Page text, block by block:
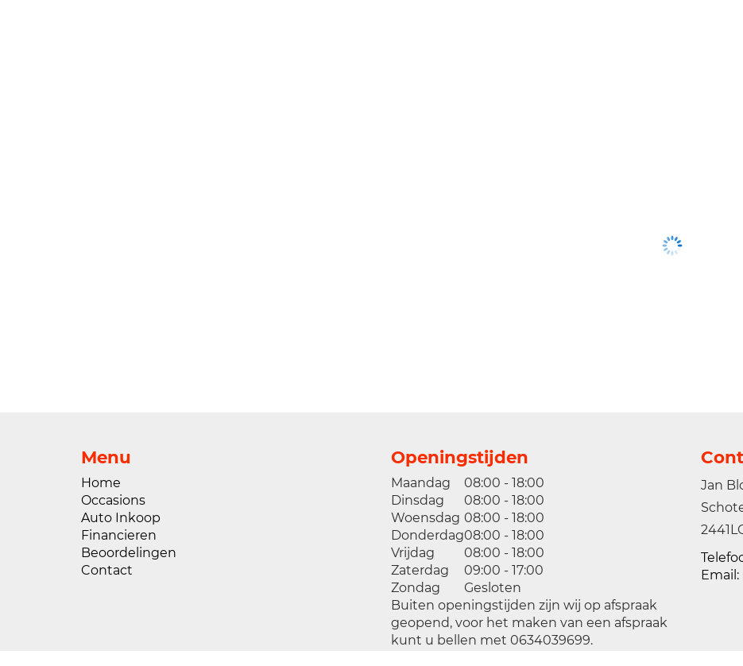
Menu
Home
Occasions
Auto Inkoop
Financieren
Beoordelingen
Contact
Openingstijden
Maandag
08:00 - 18:00
Dinsdag
08:00 - 18:00
Woensdag 08:00 - 18:00
Donderdag08:00 - 18:00
Vrijdag
08:00 - 18:00
Zaterdag
09:00 - 17:00
Zondag
Gesloten
Buiten openingstijden zijn wij op afspraak
geopend, voor het maken van een afspraak
kunt u bellen met 0634039699.
Jan
Email: